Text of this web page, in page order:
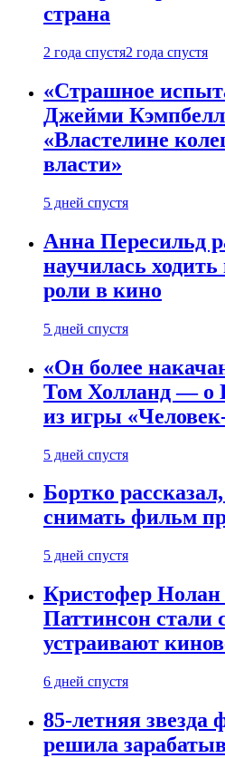
страна
2 года спустя2 года спустя
«Страшное
Джейми
«Властелине
власти»
5 дней спустя
Анна Пересильд
научилась
роли в кино
5 дней спустя
«Он более
Том Холланд — о
из игры
5 дней спустя
Бортко
снимать фильм
5 дней спустя
Кристофер Нолан
Паттинсон стали
устраивают
6 дней спустя
85-летняя звезда
решила